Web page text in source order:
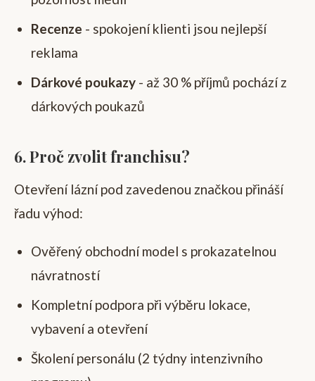
Recenze - spokojení klienti jsou nejlepší
reklama
Dárkové poukazy - až 30 % příjmů pochází z
dárkových poukazů
6. Proč zvolit franchisu?
Otevření lázní pod zavedenou značkou přináší
řadu výhod:
Ověřený obchodní model s prokazatelnou
návratností
Kompletní podpora při výběru lokace,
vybavení a otevření
Školení personálu (2 týdny intenzivního